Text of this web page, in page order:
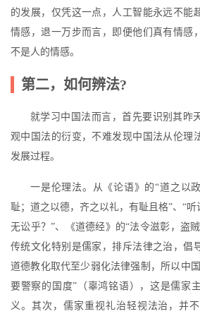
的发展，仅凭这一点，人工智能永远不能
情感，退一万步而言，即便他们真有情感
不是人的情感。
第二，如何辨法?
就学习中国法而言，首先要识别其昨
观中国法的衍变，不难发现中国法从伦理
发展过程。
一是伦理法。从《论语》的“道之以
耻；道之以德，齐之以礼，有耻且格”、“
无讼乎？”、《道德经》的“法令滋彰，盗
传统文化特别是儒家，排斥法律之治，倡
道德教化取代至少弱化法律强制，所以中
要警察的国度”（辜鸿铭语），这是儒家
义。其次，儒家重视礼治轻视法治，并